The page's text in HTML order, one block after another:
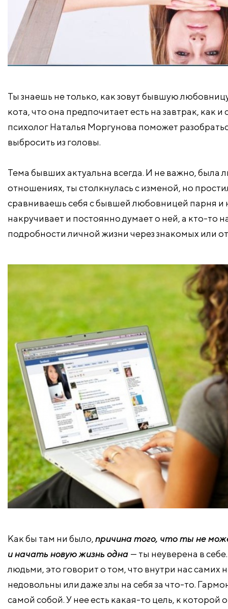
Ты знаешь не только, как зовут бывшую
кота, что она предпочитает есть на завтрак,
психолог Наталья Моргунова поможет
выбросить из головы.
Тема бывших актуальна всегда. И не важно, была
отношениях, ты столкнулась с изменой, но
сравниваешь себя с бывшей любовницей парня
накручивает и постоянно думает о ней, а кто-то
подробности личной жизни через знакомых или
Как бы там ни было,причина того, что ты не
и начать новую жизнь одна — ты неуверена в
людьми, это говорит о том, что внутри нас
недовольны или даже злы на себя за что-то.
самой собой. У нее есть какая-то цель, к